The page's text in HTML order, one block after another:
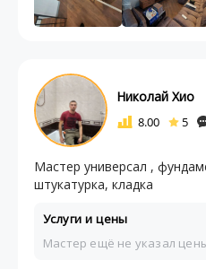
Николай Хио
8.00 5
Мастер универсал ,
штукатурка, кладка
Услуги и цены
Мастер ещё не указал